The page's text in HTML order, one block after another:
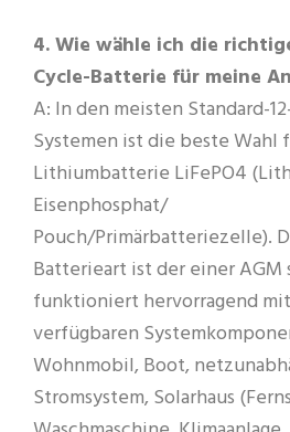
4. Wie wähle ich die
Cycle-Batterie für meine
A: In den meisten Standard-
Systemen ist die beste Wahl
Lithiumbatterie LiFePO4
Eisenphosphat/
Pouch/Primärbatteriezelle).
Batterieart ist der einer AGM
funktioniert hervorragend
verfügbaren
Wohnmobil, Boot,
Stromsystem, Solarhaus